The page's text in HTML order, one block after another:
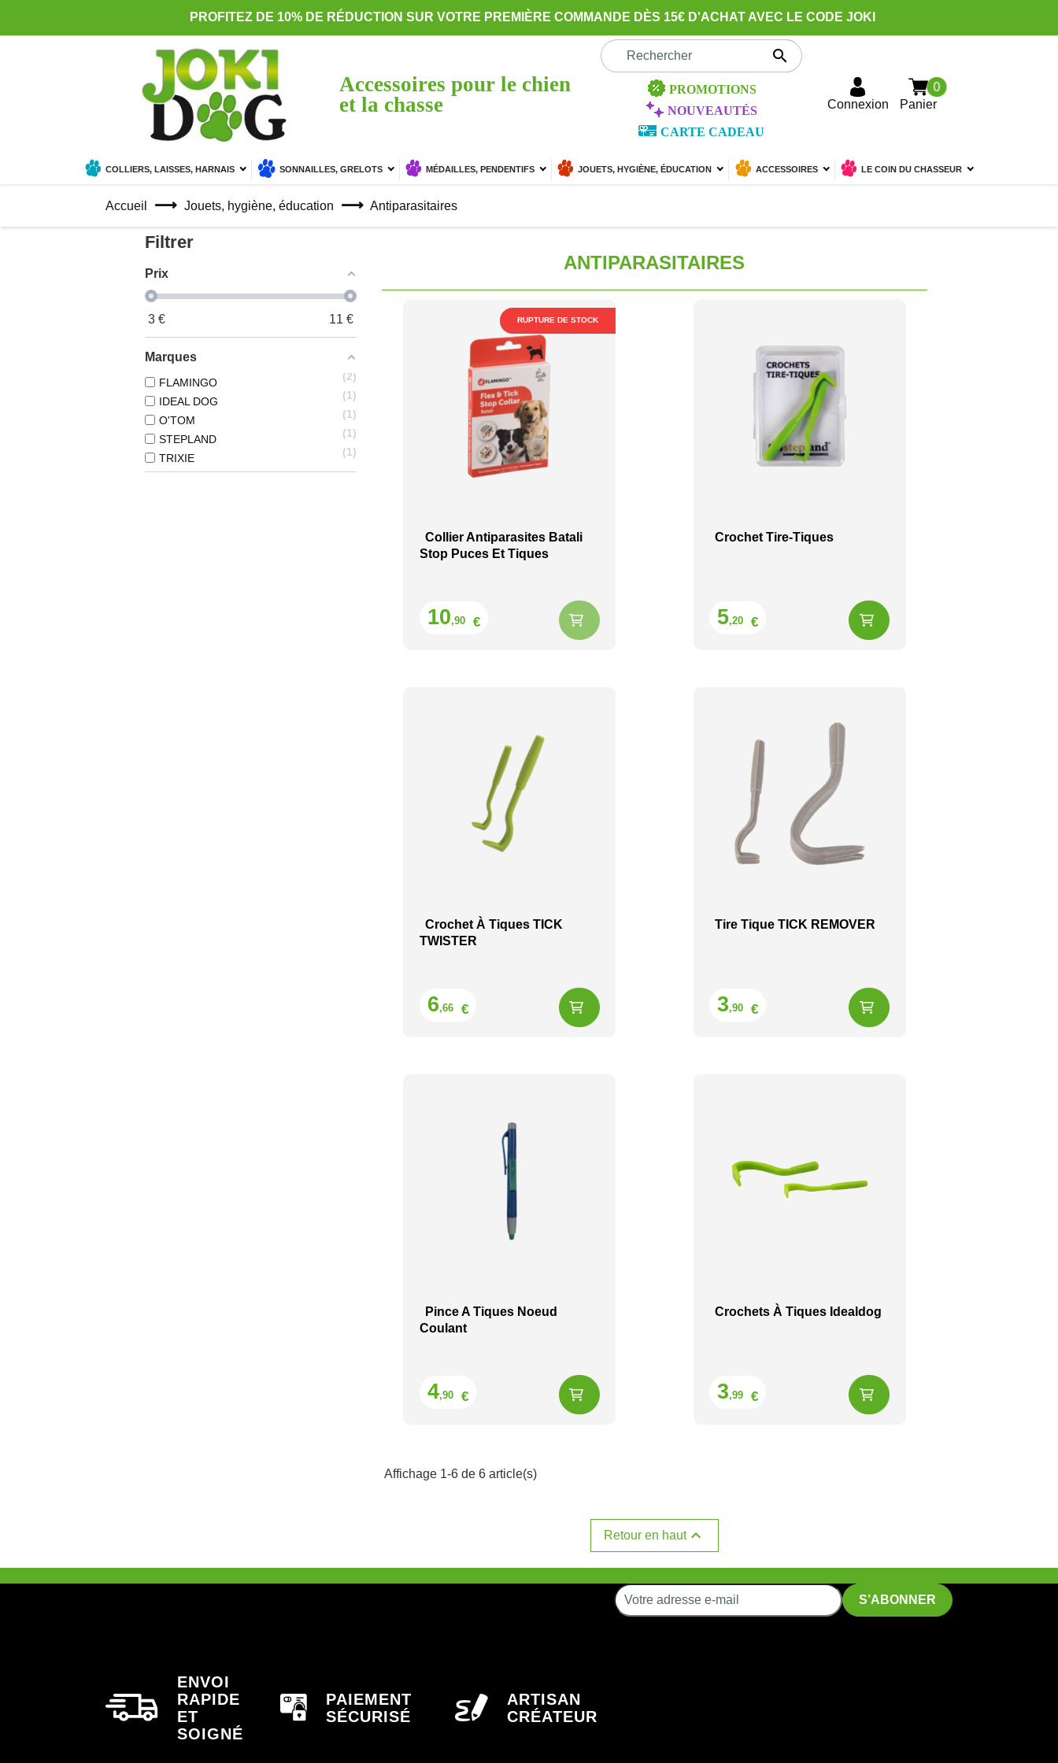
PROFITEZ DE 10% DE RÉDUCTION SUR VOTRE PREMIÈRE COMMANDE DÈS 15€ D'ACHAT AVEC LE CODE JOKI
Accessoires pour le chien
et la chasse

PROMOTIONS
NOUVEAUTÉS
CARTE CADEAU
Connexion Panier
0
COLLIERS, LAISSES, HARNAIS SONNAILLES, GRELOTS MÉDAILLES, PENDENTIFS JOUETS, HYGIÈNE, ÉDUCATION ACCESSOIRES LE COIN DU CHASSEUR
Accueil Jouets, hygiène, éducation Antiparasitaires
Filtrer
Prix
3 € 11 €
Marques
FLAMINGO
2
IDEAL DOG
1
O'TOM
1
STEPLAND
1
TRIXIE
1
ANTIPARASITAIRES
Collier Antiparasites Batali
Stop Puces Et Tiques
10,90 €
RUPTURE DE STOCK
Crochet Tire-Tiques
5,20 €
Crochet À Tiques TICK
TWISTER
6,66 €
Tire Tique TICK REMOVER
3,90 €
Pince A Tiques Noeud
Coulant
4,90 €
Crochets À Tiques Idealdog
3,99 €
Affichage 1-6 de 6 article(s)
Retour en haut
ENVOI
RAPIDE
ET
SOIGNÉ
PAIEMENT
SÉCURISÉ
ARTISAN
CRÉATEUR